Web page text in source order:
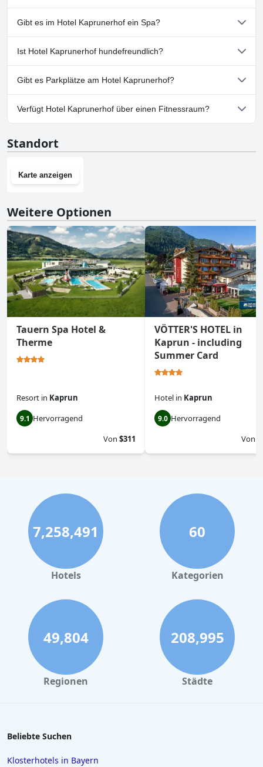
Ja, Hotel Kaprunerhof hat Pools, die zu einer oder mehreren der
folgenden Kategorien gehören: Beheizter Pool, Hallenbad.
Gibt es im Hotel Kaprunerhof ein Spa?
Ja, es gibt ein Spa im Hotel Kaprunerhof.
Ist Hotel Kaprunerhof hundefreundlich?
Nein, Hotel Kaprunerhof erlaubt keine Hunde.
Gibt es Parkplätze am Hotel Kaprunerhof?
Ja, Parkmöglichkeiten sind im Hotel Kaprunerhof vorhanden.
Verfügt Hotel Kaprunerhof über einen Fitnessraum?
Standort
Karte anzeigen
Weitere Optionen
Tauern Spa Hotel &
Therme
Resort in Kaprun
9.1 Hervorragend
Von $311
VÖTTER'S HOTEL in
Kaprun - including
Summer Card
Hotel in Kaprun
9.0 Hervorragend
Von
7,258,491
Hotels
60
Kategorien
49,804
Regionen
208,995
Städte
Beliebte Suchen
Klosterhotels in Bayern